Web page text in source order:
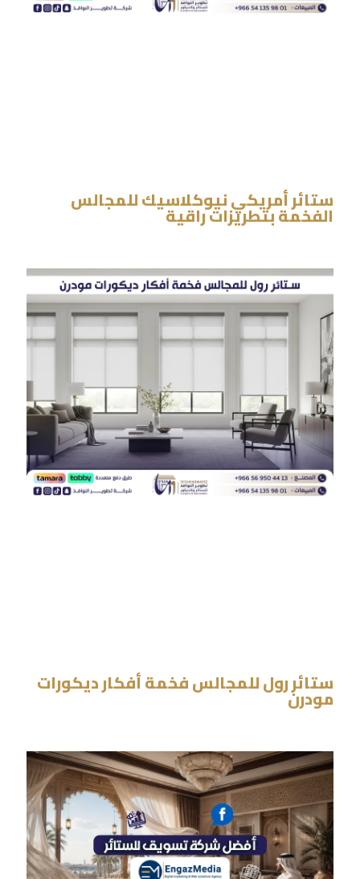
ستائر أمريكي نيوكلاسيك للمجالس
الفخمة بتطريزات راقية
ستائر رول للمجالس فخمة أفكار ديكورات
مودرن